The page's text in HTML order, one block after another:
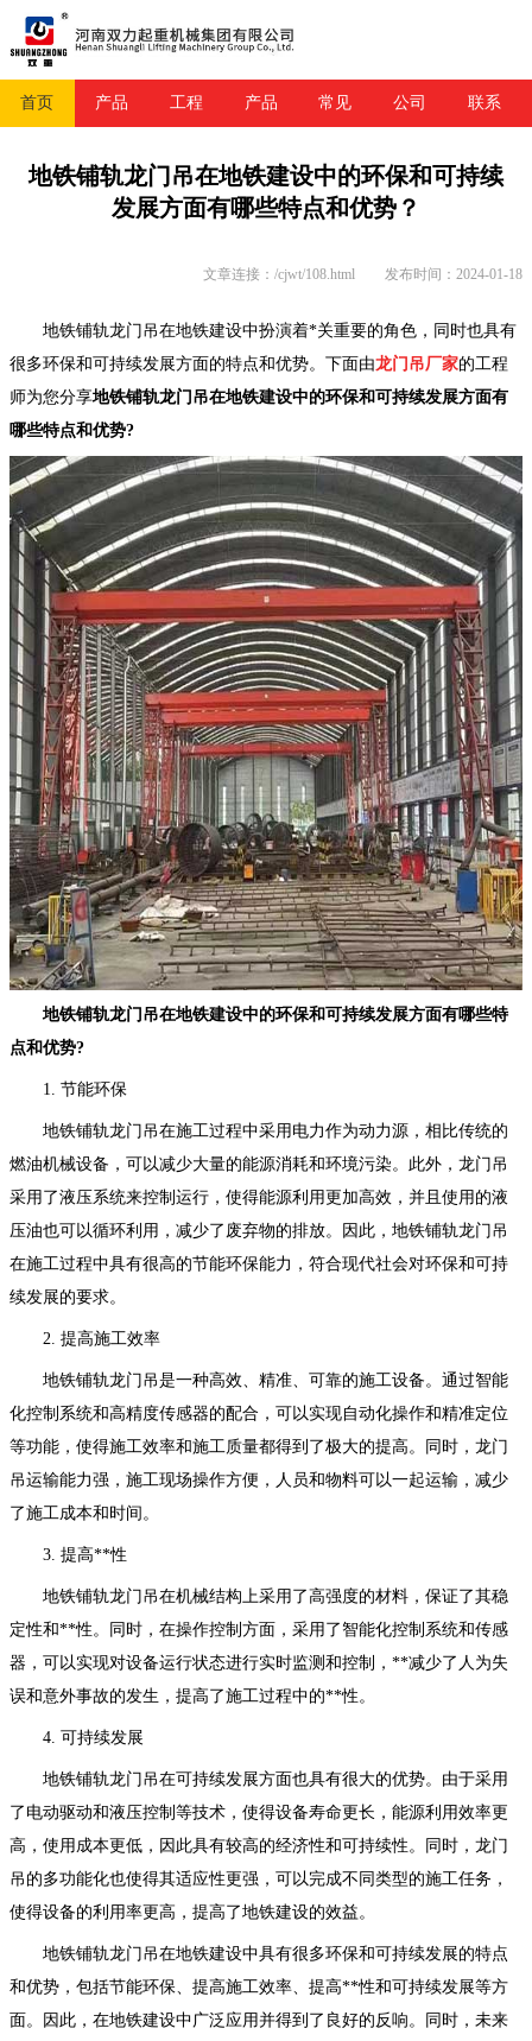
首页 产品 工程 产品 常见 公司 联系
地铁铺轨龙门吊在地铁建设中的环保和可持续
发展方面有哪些特点和优势？
发布时间：2024-01-18
文章连接：/cjwt/108.html
地铁铺轨龙门吊在地铁建设中扮演着*关重要的角色，同时也具有
很多环保和可持续发展方面的特点和优势。下面由龙门吊厂家的工程
师为您分享地铁铺轨龙门吊在地铁建设中的环保和可持续发展方面有
哪些特点和优势?
地铁铺轨龙门吊在地铁建设中的环保和可持续发展方面有哪些特
点和优势?
1. 节能环保
地铁铺轨龙门吊在施工过程中采用电力作为动力源，相比传统的
燃油机械设备，可以减少大量的能源消耗和环境污染。此外，龙门吊
采用了液压系统来控制运行，使得能源利用更加高效，并且使用的液
压油也可以循环利用，减少了废弃物的排放。因此，地铁铺轨龙门吊
在施工过程中具有很高的节能环保能力，符合现代社会对环保和可持
续发展的要求。
2. 提高施工效率
地铁铺轨龙门吊是一种高效、精准、可靠的施工设备。通过智能
化控制系统和高精度传感器的配合，可以实现自动化操作和精准定位
等功能，使得施工效率和施工质量都得到了极大的提高。同时，龙门
吊运输能力强，施工现场操作方便，人员和物料可以一起运输，减少
了施工成本和时间。
3. 提高**性
地铁铺轨龙门吊在机械结构上采用了高强度的材料，保证了其稳
定性和**性。同时，在操作控制方面，采用了智能化控制系统和传感
器，可以实现对设备运行状态进行实时监测和控制，**减少了人为失
误和意外事故的发生，提高了施工过程中的**性。
4. 可持续发展
地铁铺轨龙门吊在可持续发展方面也具有很大的优势。由于采用
了电动驱动和液压控制等技术，使得设备寿命更长，能源利用效率更
高，使用成本更低，因此具有较高的经济性和可持续性。同时，龙门
吊的多功能化也使得其适应性更强，可以完成不同类型的施工任务，
使得设备的利用率更高，提高了地铁建设的效益。
地铁铺轨龙门吊在地铁建设中具有很多环保和可持续发展的特点
和优势，包括节能环保、提高施工效率、提高**性和可持续发展等方
面。因此，在地铁建设中广泛应用并得到了良好的反响。同时，未来